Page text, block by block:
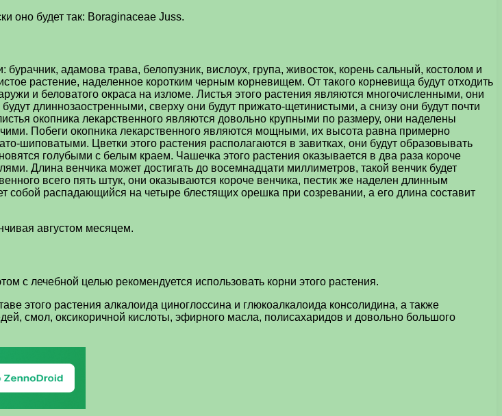
оно будет так: Boraginaceae Juss.
адамова трава, белопузник, вислоух, група, живосток, корень сальный, костолом и
растение, наделенное коротким черным корневищем. От такого корневища будут отходить
и беловатого окраса на изломе. Листья этого растения являются многочисленными, они
длиннозаостренными, сверху они будут прижато-щетинистыми, а снизу они будут почти
окопника лекарственного являются довольно крупными по размеру, они наделены
Побеги окопника лекарственного являются мощными, их высота равна примерно
шиповатыми. Цветки этого растения располагаются в завитках, они будут образовывать
голубыми с белым краем. Чашечка этого растения оказывается в два раза короче
Длина венчика может достигать до восемнадцати миллиметров, такой венчик будет
всего пять штук, они оказываются короче венчика, пестик же наделен длинным
распадающийся на четыре блестящих орешка при созревании, а его длина составит
августом месяцем.
с лечебной целью рекомендуется использовать корни этого растения.
этого растения алкалоида циноглоссина и глюкоалкалоида консолидина, а также
смол, оксикоричной кислоты, эфирного масла, полисахаридов и довольно большого